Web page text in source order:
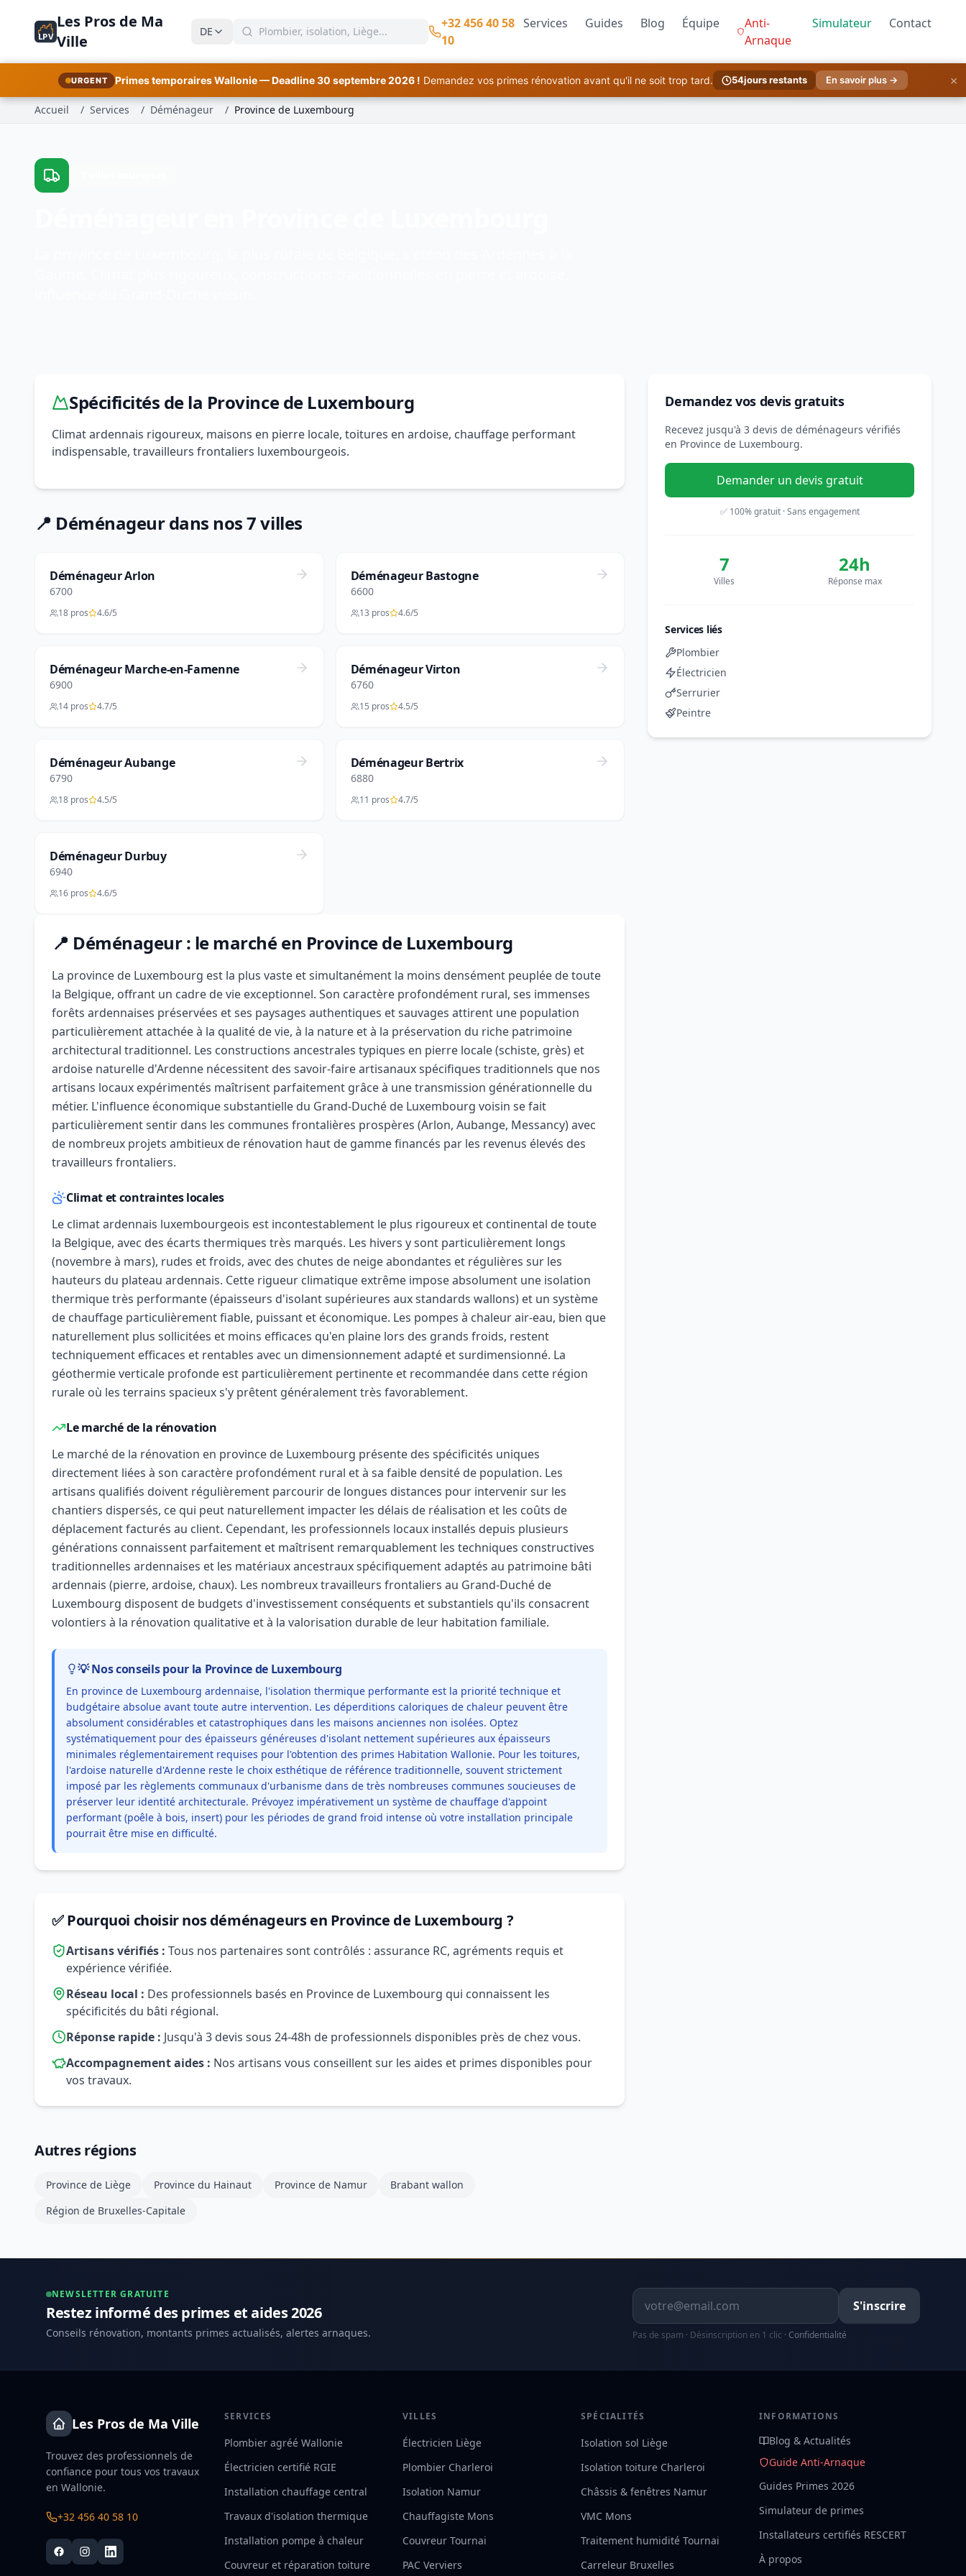
LPV
Les Pros de Ma
Ville
DE
+32 456 40 58
10
Services Guides Blog Équipe
Anti-
Arnaque
Simulateur Contact
URGENT Primes temporaires Wallonie — Deadline 30 septembre 2026 ! Demandez vos primes rénovation avant qu'il ne soit trop tard. 54jours restants En savoir plus → ×
Accueil / Services / Déménageur / Province de Luxembourg
Spécificités de la Province de Luxembourg
Climat ardennais rigoureux, maisons en pierre locale, toitures en ardoise, chauffage performant
indispensable, travailleurs frontaliers luxembourgeois.
📍 Déménageur dans nos 7 villes
Déménageur Arlon
6700
18 pros 4.6/5
Déménageur Bastogne
6600
13 pros 4.6/5
Déménageur Marche-en-Famenne
6900
14 pros 4.7/5
Déménageur Virton
6760
15 pros 4.5/5
Déménageur Aubange
6790
18 pros 4.5/5
Déménageur Bertrix
6880
11 pros 4.7/5
Déménageur Durbuy
6940
16 pros 4.6/5
📍 Déménageur : le marché en Province de Luxembourg
La province de Luxembourg est la plus vaste et simultanément la moins densément peuplée de toute
la Belgique, offrant un cadre de vie exceptionnel. Son caractère profondément rural, ses immenses
forêts ardennaises préservées et ses paysages authentiques et sauvages attirent une population
particulièrement attachée à la qualité de vie, à la nature et à la préservation du riche patrimoine
architectural traditionnel. Les constructions ancestrales typiques en pierre locale (schiste, grès) et
ardoise naturelle d'Ardenne nécessitent des savoir-faire artisanaux spécifiques traditionnels que nos
artisans locaux expérimentés maîtrisent parfaitement grâce à une transmission générationnelle du
métier. L'influence économique substantielle du Grand-Duché de Luxembourg voisin se fait
particulièrement sentir dans les communes frontalières prospères (Arlon, Aubange, Messancy) avec
de nombreux projets ambitieux de rénovation haut de gamme financés par les revenus élevés des
travailleurs frontaliers.
Climat et contraintes locales
Le climat ardennais luxembourgeois est incontestablement le plus rigoureux et continental de toute
la Belgique, avec des écarts thermiques très marqués. Les hivers y sont particulièrement longs
(novembre à mars), rudes et froids, avec des chutes de neige abondantes et régulières sur les
hauteurs du plateau ardennais. Cette rigueur climatique extrême impose absolument une isolation
thermique très performante (épaisseurs d'isolant supérieures aux standards wallons) et un système
de chauffage particulièrement fiable, puissant et économique. Les pompes à chaleur air-eau, bien que
naturellement plus sollicitées et moins efficaces qu'en plaine lors des grands froids, restent
techniquement efficaces et rentables avec un dimensionnement adapté et surdimensionné. La
géothermie verticale profonde est particulièrement pertinente et recommandée dans cette région
rurale où les terrains spacieux s'y prêtent généralement très favorablement.
Le marché de la rénovation
Le marché de la rénovation en province de Luxembourg présente des spécificités uniques
directement liées à son caractère profondément rural et à sa faible densité de population. Les
artisans qualifiés doivent régulièrement parcourir de longues distances pour intervenir sur les
chantiers dispersés, ce qui peut naturellement impacter les délais de réalisation et les coûts de
déplacement facturés au client. Cependant, les professionnels locaux installés depuis plusieurs
générations connaissent parfaitement et maîtrisent remarquablement les techniques constructives
traditionnelles ardennaises et les matériaux ancestraux spécifiquement adaptés au patrimoine bâti
ardennais (pierre, ardoise, chaux). Les nombreux travailleurs frontaliers au Grand-Duché de
Luxembourg disposent de budgets d'investissement conséquents et substantiels qu'ils consacrent
volontiers à la rénovation qualitative et à la valorisation durable de leur habitation familiale.
💡 Nos conseils pour la Province de Luxembourg
En province de Luxembourg ardennaise, l'isolation thermique performante est la priorité technique et
budgétaire absolue avant toute autre intervention. Les déperditions caloriques de chaleur peuvent être
absolument considérables et catastrophiques dans les maisons anciennes non isolées. Optez
systématiquement pour des épaisseurs généreuses d'isolant nettement supérieures aux épaisseurs
minimales réglementairement requises pour l'obtention des primes Habitation Wallonie. Pour les toitures,
l'ardoise naturelle d'Ardenne reste le choix esthétique de référence traditionnelle, souvent strictement
imposé par les règlements communaux d'urbanisme dans de très nombreuses communes soucieuses de
préserver leur identité architecturale. Prévoyez impérativement un système de chauffage d'appoint
performant (poêle à bois, insert) pour les périodes de grand froid intense où votre installation principale
pourrait être mise en difficulté.
✅ Pourquoi choisir nos déménageurs en Province de Luxembourg ?
Artisans vérifiés : Tous nos partenaires sont contrôlés : assurance RC, agréments requis et
expérience vérifiée.
Réseau local : Des professionnels basés en Province de Luxembourg qui connaissent les
spécificités du bâti régional.
Réponse rapide : Jusqu'à 3 devis sous 24-48h de professionnels disponibles près de chez vous.
Accompagnement aides : Nos artisans vous conseillent sur les aides et primes disponibles pour
vos travaux.
Autres régions
Province de Liège Province du Hainaut Province de Namur
Brabant wallon
Région de Bruxelles-Capitale
Demandez vos devis gratuits
Recevez jusqu'à 3 devis de déménageurs vérifiés
en Province de Luxembourg.
Demander un devis gratuit
✅ 100% gratuit · Sans engagement
7
Villes
24h
Réponse max
Services liés
Plombier
Électricien
Serrurier
Peintre
NEWSLETTER GRATUITE
Restez informé des primes et aides 2026
Conseils rénovation, montants primes actualisés, alertes arnaques.
Adresse email
S'inscrire
Pas de spam · Désinscription en 1 clic · Confidentialité
Les Pros de Ma Ville
Trouvez des professionnels de
confiance pour tous vos travaux
en Wallonie.
+32 456 40 58 10
SERVICES
Plombier agréé Wallonie
Électricien certifié RGIE
Installation chauffage central
Travaux d'isolation thermique
Installation pompe à chaleur
Couvreur et réparation toiture
VILLES
Électricien Liège
Plombier Charleroi
Isolation Namur
Chauffagiste Mons
Couvreur Tournai
PAC Verviers
SPÉCIALITÉS
Isolation sol Liège
Isolation toiture Charleroi
Châssis & fenêtres Namur
VMC Mons
Traitement humidité Tournai
Carreleur Bruxelles
INFORMATIONS
Blog & Actualités
Guide Anti-Arnaque
Guides Primes 2026
Simulateur de primes
Installateurs certifiés RESCERT
À propos